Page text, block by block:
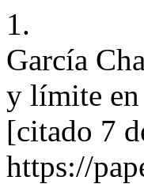
1.
García
y límite
[citado 7
https://